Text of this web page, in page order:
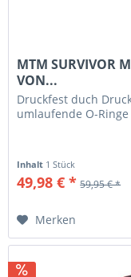
MTM SURVIVOR
VON...
Druckfest duch
umlaufende O-Ringe
Inhalt 1 Stück
49,98 € * 59,95 € *
Merken